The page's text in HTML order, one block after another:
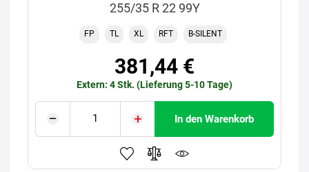
255/35 R 22 99Y
FP TL XL RFT B-SILENT
381,44 €
Extern: 4 Stk. (Lieferung 5-10 Tage)
In den Warenkorb